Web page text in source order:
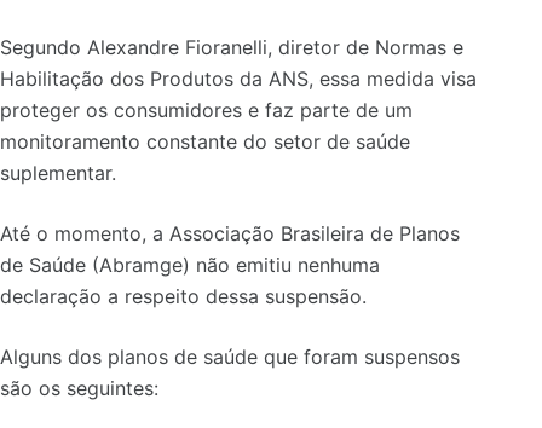
Segundo Alexandre Fioranelli, diretor de Normas e
Habilitação dos Produtos da ANS, essa medida visa
proteger os consumidores e faz parte de um
monitoramento constante do setor de saúde
suplementar.
Até o momento, a Associação Brasileira de Planos
de Saúde (Abramge) não emitiu nenhuma
declaração a respeito dessa suspensão.
Alguns dos planos de saúde que foram suspensos
são os seguintes: